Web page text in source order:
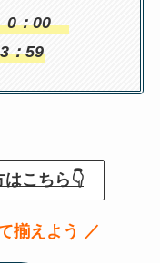
0：00
：59
こちら👇
揃えよう ／